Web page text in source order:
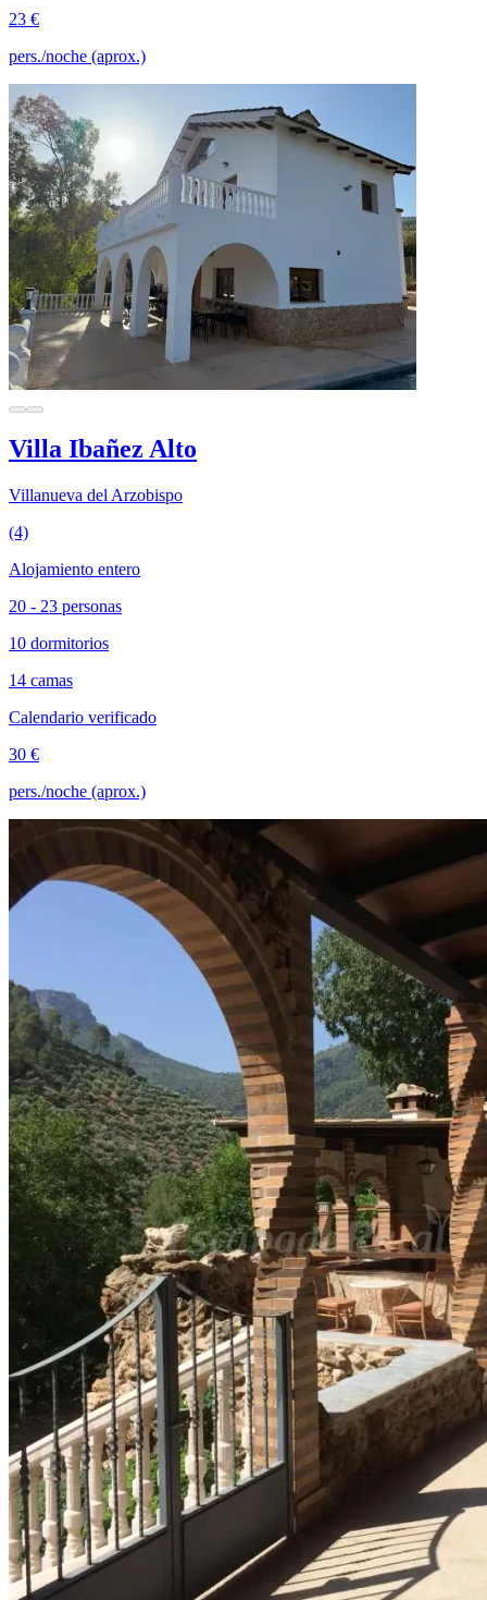
23 €
pers./noche (aprox.)
Villa Ibañez Alto
Villanueva del Arzobispo
(4)
Alojamiento entero
20 - 23 personas
10 dormitorios
14 camas
Calendario verificado
30 €
pers./noche (aprox.)